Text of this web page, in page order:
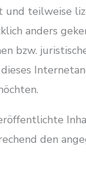
und teilweise
anders
bzw.
den